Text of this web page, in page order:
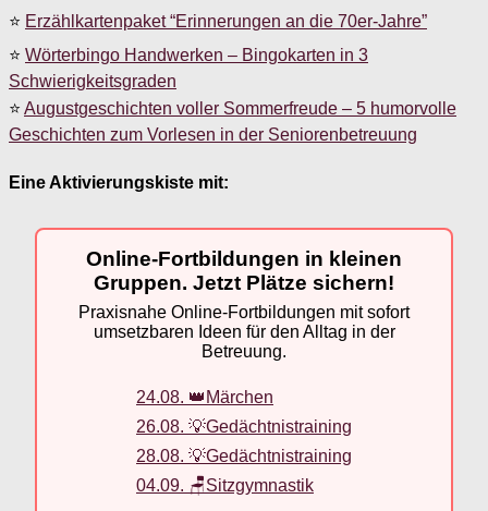
⭐ Erzählkartenpaket “Erinnerungen an die 70er-Jahre”
⭐ Wörterbingo Handwerken – Bingokarten in 3
Schwierigkeitsgraden
⭐ Augustgeschichten voller Sommerfreude – 5 humorvolle
Geschichten zum Vorlesen in der Seniorenbetreuung
Eine Aktivierungskiste mit:
Online-Fortbildungen in kleinen
Gruppen. Jetzt Plätze sichern!
Praxisnahe Online-Fortbildungen mit sofort
umsetzbaren Ideen für den Alltag in der
Betreuung.
24.08. 👑Märchen
26.08. 💡Gedächtnistraining
28.08. 💡Gedächtnistraining
04.09. 🪑Sitzgymnastik